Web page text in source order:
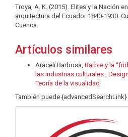
Troya, A. K. (2015). Elites y la Nación
arquitectura del Ecuador 1840-1930.
Cuenca.
Artículos similares
Araceli Barbosa, Barbie y la
las industrias culturales ,
Teoría de la visualidad
También puede